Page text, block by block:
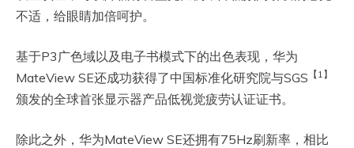
不适，给眼睛加倍呵护。
基于P3广色域以及电子书模式下的出色表现，华为
MateView SE还成功获得了中国标准化研究院与SGS 【1】
颁发的全球首张显示器产品低视觉疲劳认证证书。
除此之外，华为MateView SE还拥有75Hz刷新率，相比